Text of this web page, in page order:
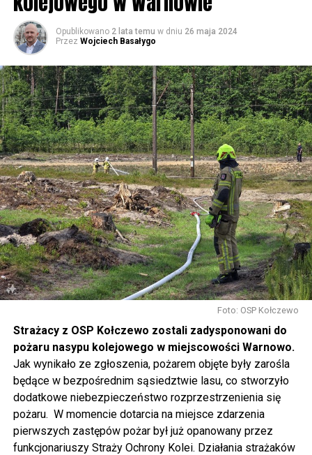
W piątek koncerty będą odbywały się już od rana, jednak
w sposób szczególny zachęcamy do udziału w
warsztatach, które rozpoczną się o 14.30 w namiotach
rozstawionych przed biblioteką. Będziecie mogli m.in.
pofilcować, nauczyć się makramowych splotów, napisać
dyktando, wziąć udział w warsztatach fotograficznych i
ekologicznych, namalować obraz, zrobić grafitti czy
stworzyć pachnącą sojową świeczkę.
Gwiazdą wieczoru będzie Magda Anioł, której koncert
W sobotę o godz. 15 wspólnie na nowo odkryjemy Wolin
odbywając podróż w czasie za sprawą Centrum Słowian i
Wikingów lub zwiedzając miasto z przewodnikiem (start
spod biblioteki). O godzinie 19.00 w kolegiacie
wysłuchamy organowego koncertu w wykonaniu
państwa Witkowskich.
Wyjątkowym wydarzeniem będzie koncert w wykonaniu
Opublikowano 2 lata temu w dniu 26 maja 2024
Przez Wojciech Basałygo
Foto: OSP Kołczewo
Strażacy z OSP Kołczewo zostali zadysponowani do
pożaru nasypu kolejowego w miejscowości Warnowo.
Jak wynikało ze zgłoszenia, pożarem objęte były zarośla
będące w bezpośrednim sąsiedztwie lasu, co stworzyło
dodatkowe niebezpieczeństwo rozprzestrzenienia się
pożaru. W momencie dotarcia na miejsce zdarzenia
pierwszych zastępów pożar był już opanowany przez
funkcjonariuszy Straży Ochrony Kolei. Działania strażaków